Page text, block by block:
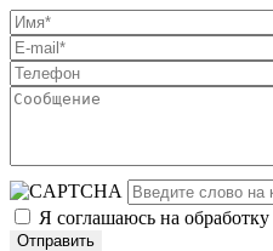
Я соглашаюсь на обработку